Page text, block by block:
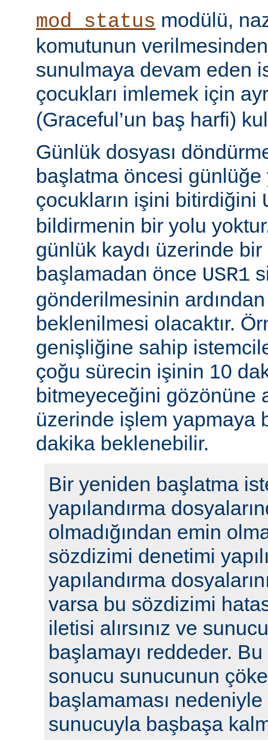
mod_status modülü,
komutunun
sunulmaya devam eden
çocukları imlemek için
(Graceful’un baş harfi)
Günlük dosyası
başlatma öncesi
çocukların işini bitirdiğini
bildirmenin bir yolu
günlük kaydı üzerinde
başlamadan önce USR1
gönderilmesinin
beklenilmesi olacaktır.
genişliğine sahip
çoğu sürecin işinin 10
bitmeyeceğini gözönüne
üzerinde işlem yapmaya
dakika beklenebilir.
Bir yeniden başlatma
yapılandırma
olmadığından emin
sözdizimi denetimi
yapılandırma
varsa bu sözdizimi
iletisi alırsınız ve
başlamayı reddeder.
sonucu sunucunun
başlamaması
sunucuyla başbaşa